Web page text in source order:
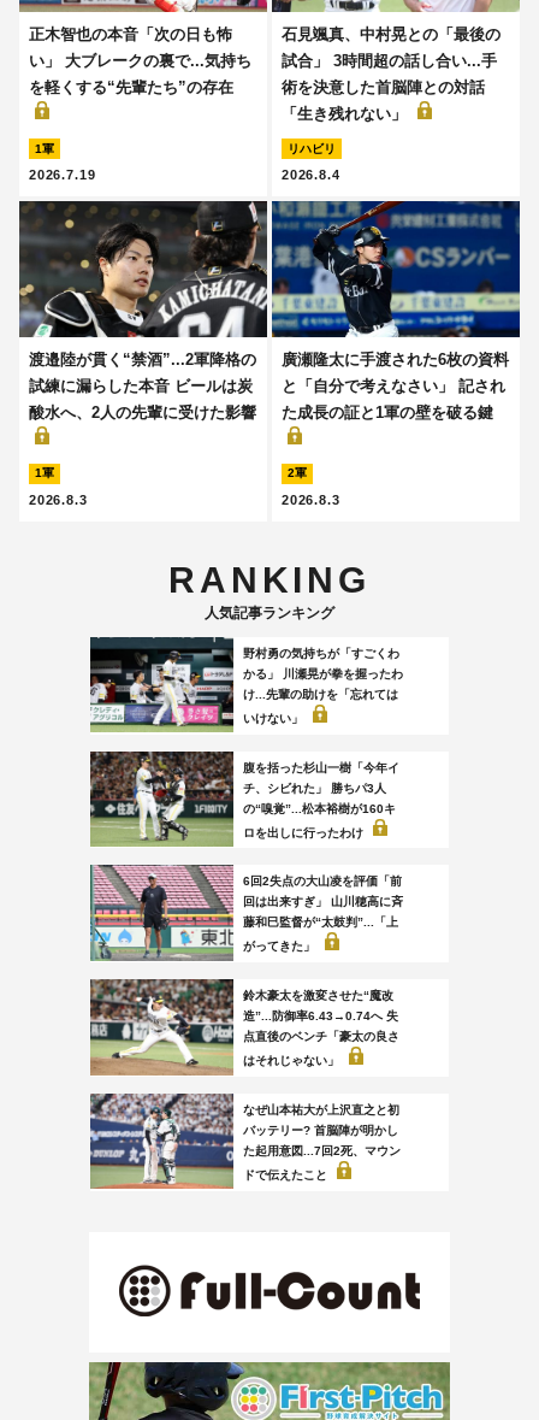
正木智也の本音「次の日も怖
い」 大ブレークの裏で...気持ち
を軽くする“先輩たち”の存在
1軍
2026.7.19
石見颯真、中村晃との「最後の
試合」 3時間超の話し合い...手
術を決意した首脳陣との対話
「生き残れない」
リハビリ
2026.8.4
渡邉陸が貫く“禁酒”...2軍降格の
試練に漏らした本音 ビールは炭
酸水へ、2人の先輩に受けた影響
1軍
2026.8.3
廣瀬隆太に手渡された6枚の資料
と「自分で考えなさい」 記され
た成長の証と1軍の壁を破る鍵
2軍
2026.8.3
RANKING
人気記事ランキング
野村勇の気持ちが「すごくわ
かる」 川瀬晃が拳を握ったわ
け...先輩の助けを「忘れては
いけない」
腹を括った杉山一樹「今年イ
チ、シビれた」 勝ちパ3人
の“嗅覚”...松本裕樹が160キ
ロを出しに行ったわけ
6回2失点の大山凌を評価「前
回は出来すぎ」 山川穂高に斉
藤和巳監督が“太鼓判”...「上
がってきた」
鈴木豪太を激変させた“魔改
造”...防御率6.43→0.74へ 失
点直後のベンチ「豪太の良さ
はそれじゃない」
なぜ山本祐大が上沢直之と初
バッテリー? 首脳陣が明かし
た起用意図...7回2死、マウン
ドで伝えたこと